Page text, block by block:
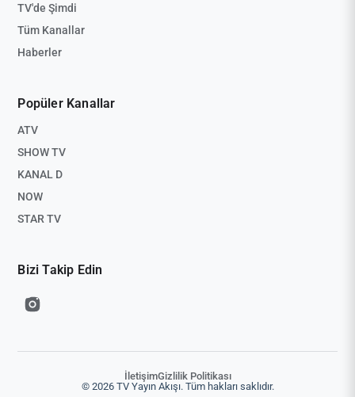
TV'de Şimdi
Tüm Kanallar
Haberler
Popüler Kanallar
ATV
SHOW TV
KANAL D
NOW
STAR TV
Bizi Takip Edin
© 2026 TV Yayın Akışı. Tüm hakları saklıdır.
İletişimGizlilik Politikası